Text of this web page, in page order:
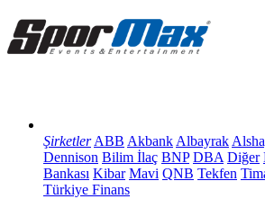
Şirketler ABB Akbank Albayrak
Dennison Bilim İlaç BNP DBA Diğer
Bankası Kibar Mavi QNB Tekfen
Türkiye Finans